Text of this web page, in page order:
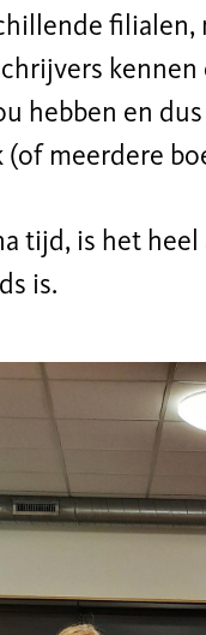
filialen,
hebben en
(of meerdere
tijd, is het heel
is.